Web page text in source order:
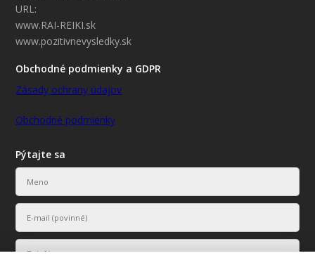
URL:
www.RAI-REIKI.sk
www.pozitivnevysledky.sk
Obchodné podmienky a GDPR
Zásady ochrany údajov
Obchodné podmienky
Pýtajte sa